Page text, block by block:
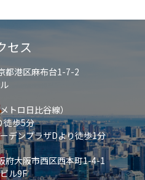
セス
都港区麻布台1-7-2
トロ日比谷線）
徒歩5分
デンプラザDより徒歩1分
府大阪市西区西本町1-4-1
ル9F